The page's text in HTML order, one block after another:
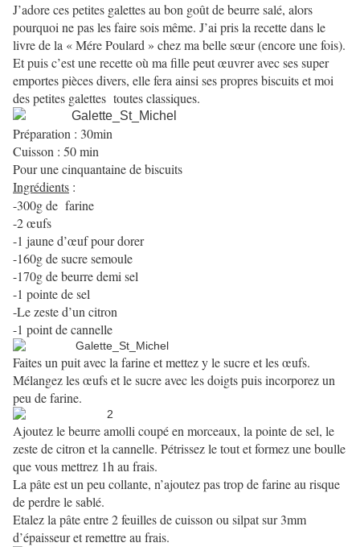
J’adore ces petites galettes au bon goût de beurre salé, alors
pourquoi ne pas les faire sois même. J’ai pris la recette dans le
livre de la « Mére Poulard » chez ma belle sœur (encore une fois).
Et puis c’est une recette où ma fille peut œuvrer avec ses super
emportes pièces divers, elle fera ainsi ses propres biscuits et moi
des petites galettes toutes classiques.
Préparation : 30min
Cuisson : 50 min
Pour une cinquantaine de biscuits
Ingrédients :
-300g de farine
-2 œufs
-1 jaune d’œuf pour dorer
-160g de sucre semoule
-170g de beurre demi sel
-1 pointe de sel
-Le zeste d’un citron
-1 point de cannelle
Faites un puit avec la farine et mettez y le sucre et les œufs.
Mélangez les œufs et le sucre avec les doigts puis incorporez un
peu de farine.
Ajoutez le beurre amolli coupé en morceaux, la pointe de sel, le
zeste de citron et la cannelle. Pétrissez le tout et formez une boulle
que vous mettrez 1h au frais.
La pâte est un peu collante, n’ajoutez pas trop de farine au risque
de perdre le sablé.
Etalez la pâte entre 2 feuilles de cuisson ou silpat sur 3mm
d’épaisseur et remettre au frais.